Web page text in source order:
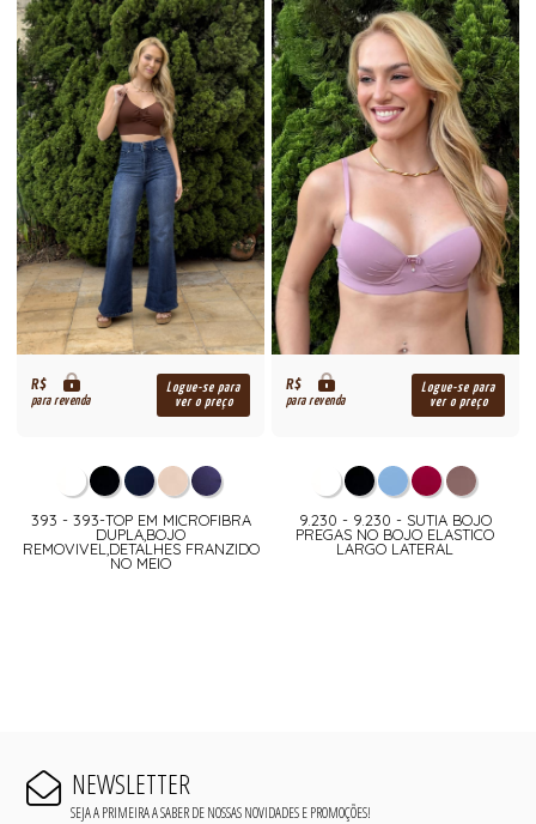
R$
para revenda
Logue-se para
ver o preço
393 - 393-TOP EM MICROFIBRA
DUPLA,BOJO
REMOVIVEL,DETALHES FRANZIDO
NO MEIO
R$
para revenda
Logue-se para
ver o preço
9.230 - 9.230 - SUTIA BOJO
PREGAS NO BOJO ELASTICO
LARGO LATERAL
NEWSLETTER
SEJA A PRIMEIRA A SABER DE NOSSAS NOVIDADES E PROMOÇÕES!